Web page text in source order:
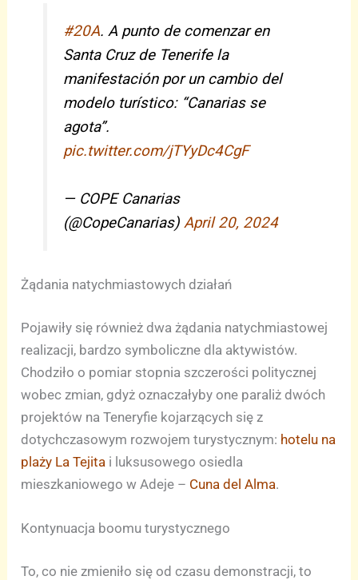
#20A. A punto de comenzar en
Santa Cruz de Tenerife la
manifestación por un cambio del
modelo turístico: “Canarias se
agota”.
pic.twitter.com/jTYyDc4CgF
— COPE Canarias
(@CopeCanarias)April 20, 2024
Żądania natychmiastowych działań
Pojawiły się również dwa żądania natychmiastowej
realizacji, bardzo symboliczne dla aktywistów.
Chodziło o pomiar stopnia szczerości politycznej
wobec zmian, gdyż oznaczałyby one paraliż dwóch
projektów na Teneryfie kojarzących się z
dotychczasowym rozwojem turystycznym: hotelu na
plaży La Tejita i luksusowego osiedla
mieszkaniowego w Adeje – Cuna del Alma.
Kontynuacja boomu turystycznego
To, co nie zmieniło się od czasu demonstracji, to